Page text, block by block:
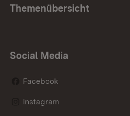
Themenübersicht
Social Media
Facebook
Instagram